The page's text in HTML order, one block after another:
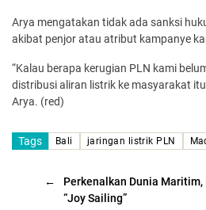
Arya mengatakan tidak ada sanksi
akibat penjor atau atribut kampanye
“Kalau berapa kerugian PLN kami
distribusi aliran listrik ke masyarakat
Arya. (red)
Tags Bali jaringan listrik PLN
←
Perkenalkan Dunia
“Joy Sailing”